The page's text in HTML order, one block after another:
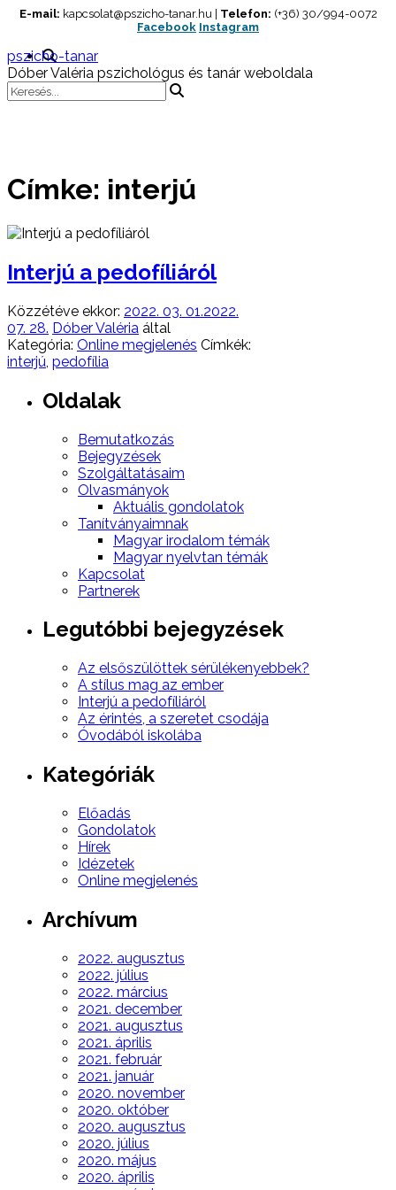
Skip
content
E-mail: kapcsolat@pszicho-tanar.hu | Telefon: (+36) 30/994-0072
Facebook Instagram
pszicho-tanar
Dóber Valéria pszichológus és tanár weboldala
Címke: interjú
Interjú a pedofíliáról
Közzétéve ekkor: 2022. 03. 01.2022.
07. 28. Dóber Valéria által
Kategória: Online megjelenés Címkék:
interjú pedofília
Oldalak
Bemutatkozás
Bejegyzések
Szolgáltatásaim
Olvasmányok
Aktuális gondolatok
Tanítványaimnak
Magyar irodalom témák
Magyar nyelvtan témák
Kapcsolat
Partnerek
Legutóbbi bejegyzések
Az elsőszülöttek sérülékenyebbek?
A stílus mag az ember
Interjú a pedofíliáról
Az érintés, a szeretet csodája
Óvodából iskolába
Kategóriák
Előadás
Gondolatok
Hírek
Idézetek
Online megjelenés
Archívum
2022. augusztus
2022. július
2022. március
2021. december
2021. augusztus
2021. április
2021. február
2021. január
2020. november
2020. október
2020. augusztus
2020. július
2020. május
2020. április